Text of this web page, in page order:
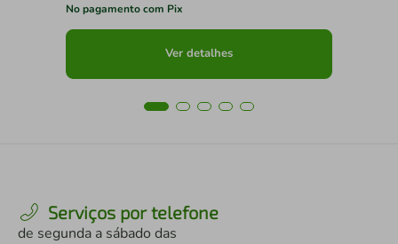
No pagamento com Pix
Ver detalhes
Serviços por telefone
de segunda a sábado das